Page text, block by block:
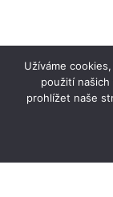
Užíváme
použití
prohlížet naše